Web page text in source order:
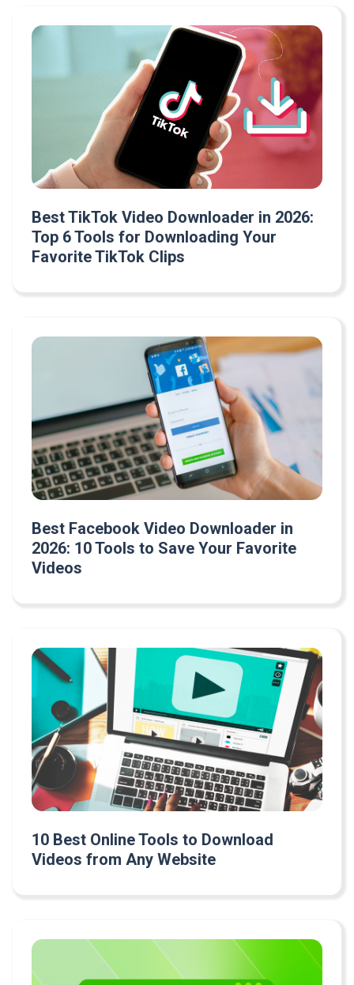
Best TikTok Video Downloader in 2026:
Top 6 Tools for Downloading Your
Favorite TikTok Clips
Best Facebook Video Downloader in
2026: 10 Tools to Save Your Favorite
Videos
10 Best Online Tools to Download
Videos from Any Website